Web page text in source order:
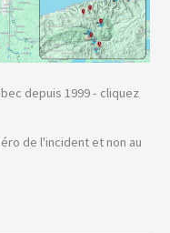
depuis 1999 - cliquez
de l'incident et non au